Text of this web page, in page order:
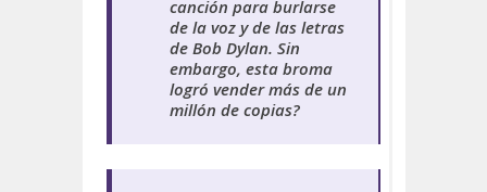
canción para burlarse
de la voz y de las letras
de Bob Dylan. Sin
embargo, esta broma
logró vender más de un
millón de copias?